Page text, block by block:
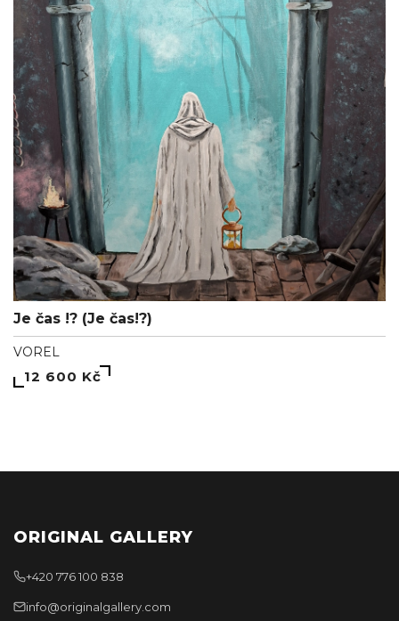
Je čas !? (Je čas!?)
VOREL
12 600 Kč
ORIGINAL GALLERY
+420 776 100 838
info@originalgallery.com